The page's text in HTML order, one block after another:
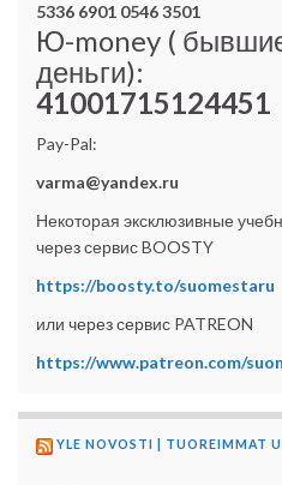
5336 6901 0546 3501
Ю-money (
деньги):
41001715124451
Pay-Pal:
varma@yandex.ru
Некоторая эксклюзивные
через сервис BOOSTY
https://boosty.to/suomestaru
или через сервис PATREON
https://www.patreon.com/
YLE NOVOSTI | TUOREIMMAT